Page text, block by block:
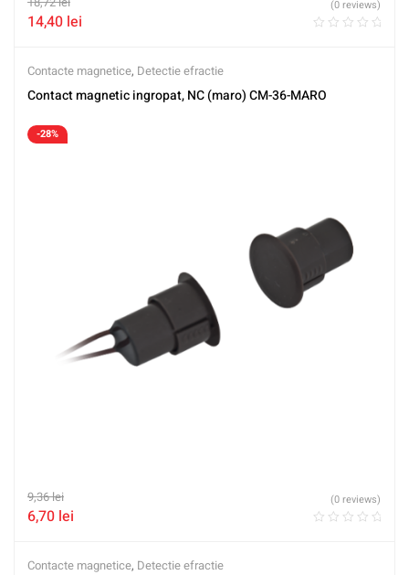
14,40 lei
(0 reviews)
Contacte magnetice, Detectie efractie
Contact magnetic ingropat, NC (maro) CM-36-MARO
-28%
9,36lei
6,70 lei
(0 reviews)
Contacte magnetice, Detectie efractie